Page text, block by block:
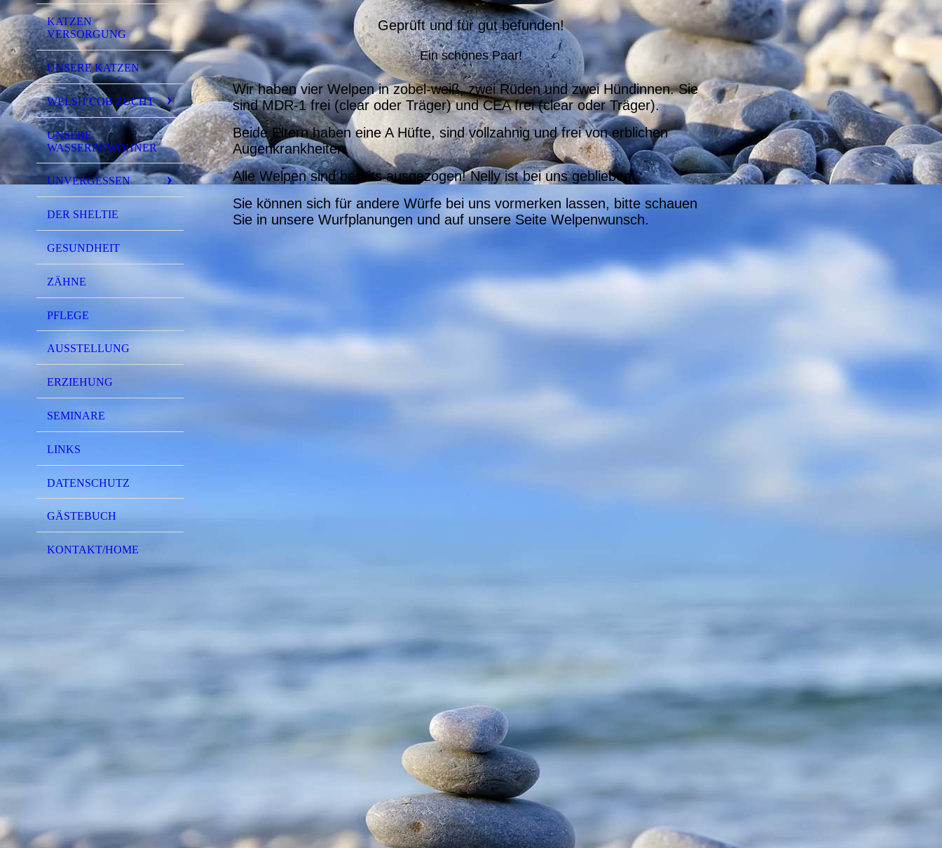
KATZEN
VERSORGUNG
UNSERE KATZEN
WELSH COB ZUCHT
UNSERE
WASSERBEWOHNER
UNVERGESSEN
DER SHELTIE
GESUNDHEIT
ZÄHNE
PFLEGE
AUSSTELLUNG
ERZIEHUNG
SEMINARE
LINKS
DATENSCHUTZ
GÄSTEBUCH
KONTAKT/HOME
Geprüft und für gut befunden!
Ein schönes Paar!
Wir haben vier Welpen in zobel-weiß, zwei Rüden und zwei Hündinnen. Sie
sind MDR-1 frei (clear oder Träger) und CEA frei (clear oder Träger).
Beide Eltern haben eine A Hüfte, sind vollzahnig und frei von erblichen
Augenkrankheiten.
Alle Welpen sind bereits ausgezogen! Nelly ist bei uns geblieben.
Sie können sich für andere Würfe bei uns vormerken lassen, bitte schauen
Sie in unsere Wurfplanungen und auf unsere Seite Welpenwunsch.